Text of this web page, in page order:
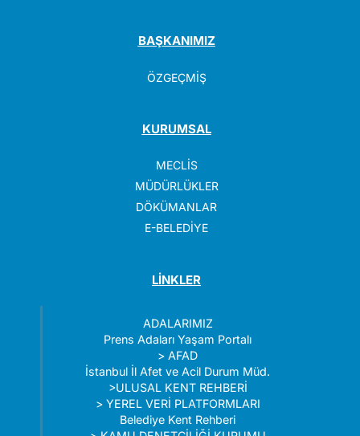
BAŞKANIMIZ
ÖZGEÇMİŞ
KURUMSAL
MECLİS
MÜDÜRLÜKLER
DÖKÜMANLAR
E-BELEDİYE
LİNKLER
ADALARIMIZ
Prens Adaları Yaşam Portalı
>AFAD
İstanbul İl Afet ve Acil Durum Müd.
>ULUSAL KENT REHBERİ
> YEREL VERİ PLATFORMLARI
Belediye Kent Rehberi